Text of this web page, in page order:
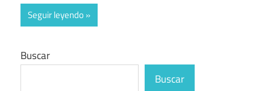
Seguir leyendo
Buscar
Buscar